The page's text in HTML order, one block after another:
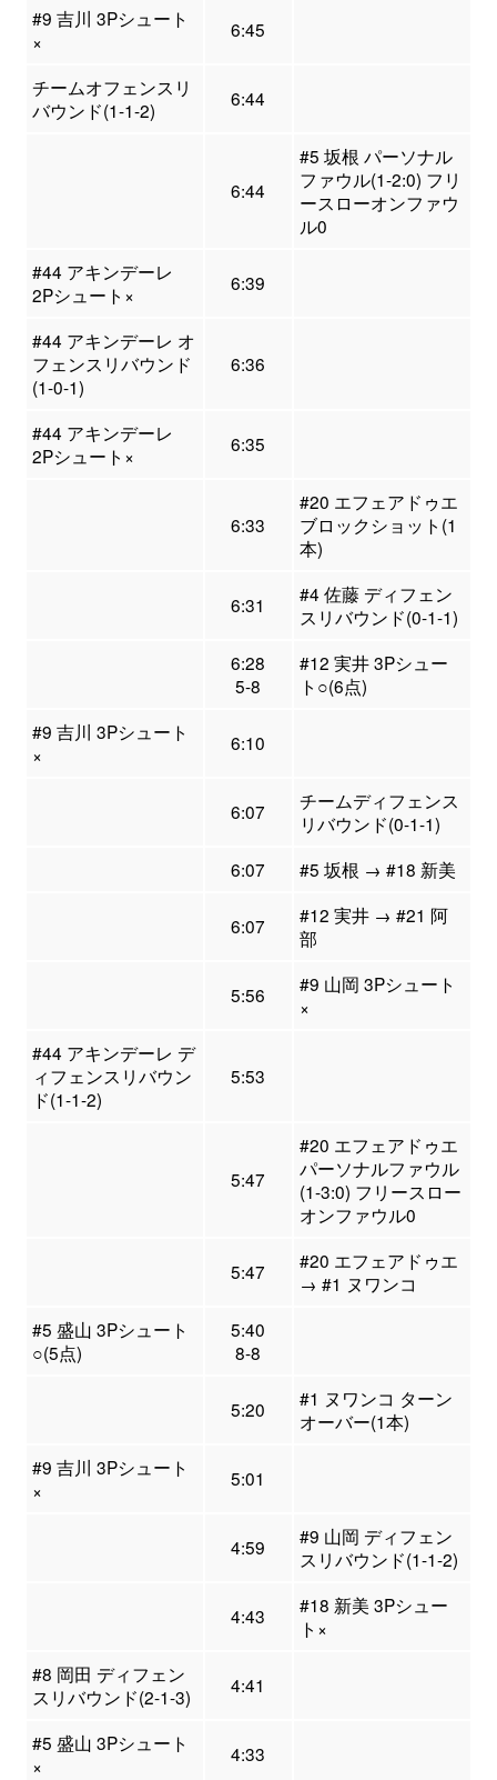
#9 吉川 3Pシュート
×
6:45
チームオフェンスリ
バウンド(1-1-2)
6:44
6:44
#5 坂根 パーソナル
ファウル(1-2:0) フリ
ースローオンファウ
ル0
#44 アキンデーレ
2Pシュート×
6:39
#44 アキンデーレ オ
フェンスリバウンド
(1-0-1)
6:36
#44 アキンデーレ
2Pシュート×
6:35
6:33
#20 エフェアドゥエ
ブロックショット(1
本)
6:31
#4 佐藤 ディフェン
スリバウンド(0-1-1)
6:28
5-8
#12 実井 3Pシュー
ト○(6点)
#9 吉川 3Pシュート
×
6:10
6:07
チームディフェンス
リバウンド(0-1-1)
6:07
#5 坂根 → #18 新美
6:07
#12 実井 → #21 阿
部
5:56
#9 山岡 3Pシュート
×
#44 アキンデーレ デ
ィフェンスリバウン
ド(1-1-2)
5:53
5:47
#20 エフェアドゥエ
パーソナルファウル
(1-3:0) フリースロー
オンファウル0
5:47
#20 エフェアドゥエ
→ #1 ヌワンコ
#5 盛山 3Pシュート
○(5点)
5:40
8-8
5:20
#1 ヌワンコ ターン
オーバー(1本)
#9 吉川 3Pシュート
×
5:01
4:59
#9 山岡 ディフェン
スリバウンド(1-1-2)
4:43
#18 新美 3Pシュー
ト×
#8 岡田 ディフェン
スリバウンド(2-1-3)
4:41
#5 盛山 3Pシュート
×
4:33